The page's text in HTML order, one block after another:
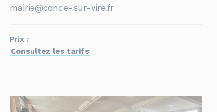
mairie@conde-sur-vire.fr
Prix :
Consultez les tarifs